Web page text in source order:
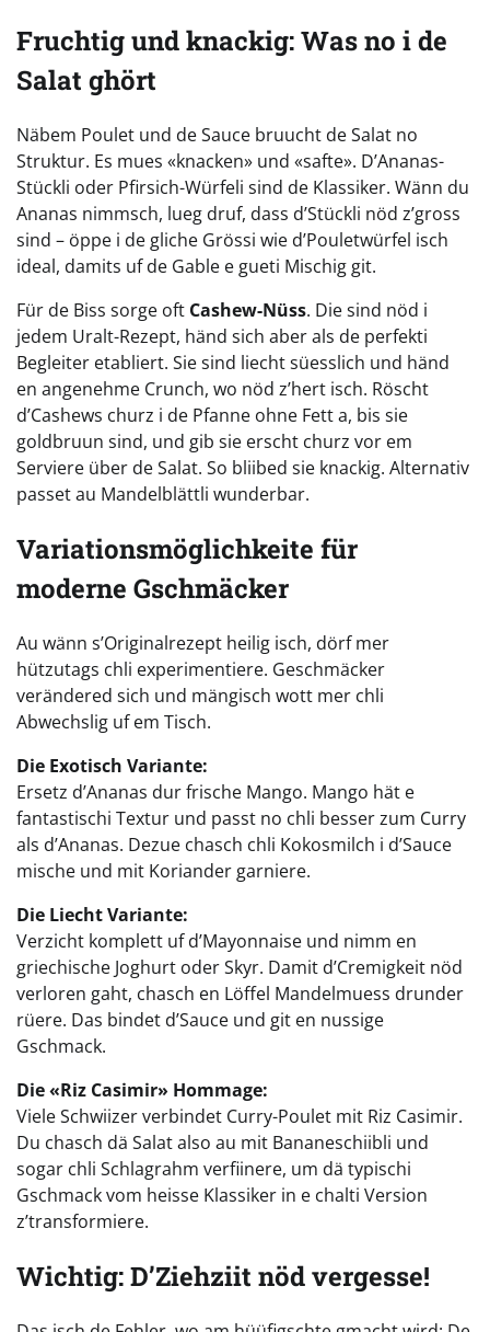
Fruchtig und knackig: Was no i de
Salat ghört
Näbem Poulet und de Sauce bruucht de Salat no
Struktur. Es mues «knacken» und «safte». D’Ananas-
Stückli oder Pfirsich-Würfeli sind de Klassiker. Wänn du
Ananas nimmsch, lueg druf, dass d’Stückli nöd z’gross
sind – öppe i de gliche Grössi wie d’Pouletwürfel isch
ideal, damits uf de Gable e gueti Mischig git.
Für de Biss sorge oft Cashew-Nüss. Die sind nöd i
jedem Uralt-Rezept, händ sich aber als de perfekti
Begleiter etabliert. Sie sind liecht süesslich und händ
en angenehme Crunch, wo nöd z’hert isch. Röscht
d’Cashews churz i de Pfanne ohne Fett a, bis sie
goldbruun sind, und gib sie erscht churz vor em
Serviere über de Salat. So bliibed sie knackig. Alternativ
passet au Mandelblättli wunderbar.
Variationsmöglichkeite für
moderne Gschmäcker
Au wänn s’Originalrezept heilig isch, dörf mer
hützutags chli experimentiere. Geschmäcker
verändered sich und mängisch wott mer chli
Abwechslig uf em Tisch.
Die Exotisch Variante:
Ersetz d’Ananas dur frische Mango. Mango hät e
fantastischi Textur und passt no chli besser zum Curry
als d’Ananas. Dezue chasch chli Kokosmilch i d’Sauce
mische und mit Koriander garniere.
Die Liecht Variante:
Verzicht komplett uf d’Mayonnaise und nimm en
griechische Joghurt oder Skyr. Damit d’Cremigkeit nöd
verloren gaht, chasch en Löffel Mandelmuess drunder
rüere. Das bindet d’Sauce und git en nussige
Gschmack.
Die «Riz Casimir» Hommage:
Viele Schwiizer verbindet Curry-Poulet mit Riz Casimir.
Du chasch dä Salat also au mit Bananeschiibli und
sogar chli Schlagrahm verfiinere, um dä typischi
Gschmack vom heisse Klassiker in e chalti Version
z’transformiere.
Wichtig: D’Ziehziit nöd vergesse!